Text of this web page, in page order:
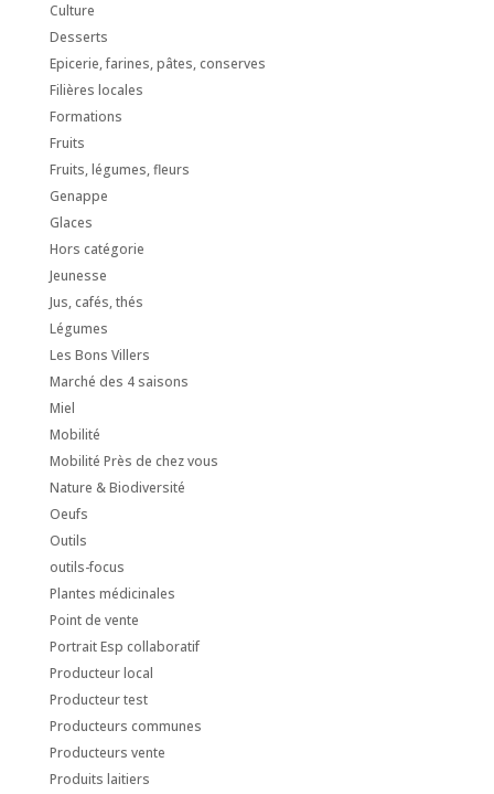
Culture
Desserts
Epicerie, farines, pâtes, conserves
Filières locales
Formations
Fruits
Fruits, légumes, fleurs
Genappe
Glaces
Hors catégorie
Jeunesse
Jus, cafés, thés
Légumes
Les Bons Villers
Marché des 4 saisons
Miel
Mobilité
Mobilité Près de chez vous
Nature & Biodiversité
Oeufs
Outils
outils-focus
Plantes médicinales
Point de vente
Portrait Esp collaboratif
Producteur local
Producteur test
Producteurs communes
Producteurs vente
Produits laitiers